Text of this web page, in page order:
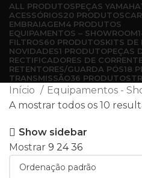
ALL PRODUTOSPEÇAS YAMAHA
ACESSÓRIOS20 PRODUTOS
EMBRAIAGEM4 PRODUTOS
EQUIPAMENTOS – SHOWROOM
FILTROS60 PRODUTOSKITS DE
NOVIDADES1 PRODUTOPEÇAS
RECTIFICADORES DE CORRENTE
RETENTORES/GUARDA PÓS18
TRANSMISSÃO36 PRODUTOS
Início Equipamentos -
A mostrar todos os 10
Show sidebar
Mostrar 9 2436